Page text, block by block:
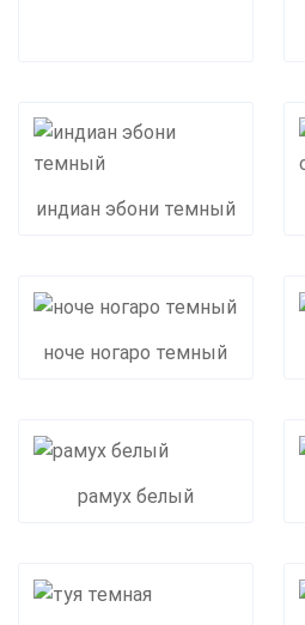
индиан эбони темный
ноче ногаро темный
рамух белый